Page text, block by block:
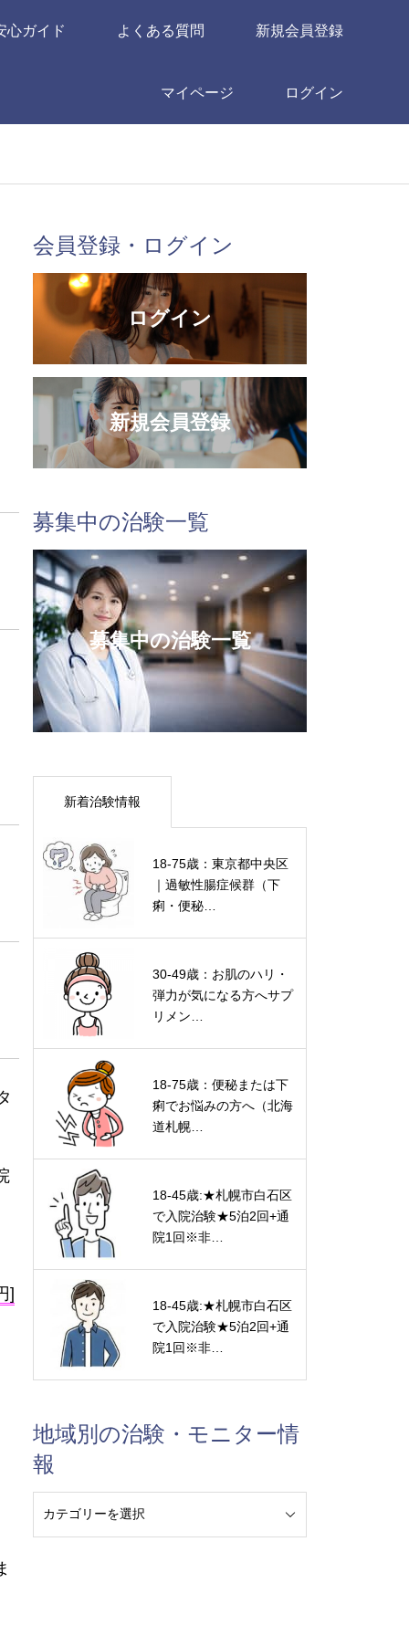
心ガイド よくある質問 新規会員登録
マイページ ログイン
]
会員登録・ログイン
ログイン
新規会員登録
募集中の治験一覧
募集中の治験一覧
新着治験情報
18-75歳：東京都中央区
｜過敏性腸症候群（下
痢・便秘…
30-49歳：お肌のハリ・
弾力が気になる方へサプ
リメン…
18-75歳：便秘または下
痢でお悩みの方へ（北海
道札幌…
18-45歳:★札幌市白石区
で入院治験★5泊2回+通
院1回※非…
18-45歳:★札幌市白石区
で入院治験★5泊2回+通
院1回※非…
地域別の治験・モニター情
報